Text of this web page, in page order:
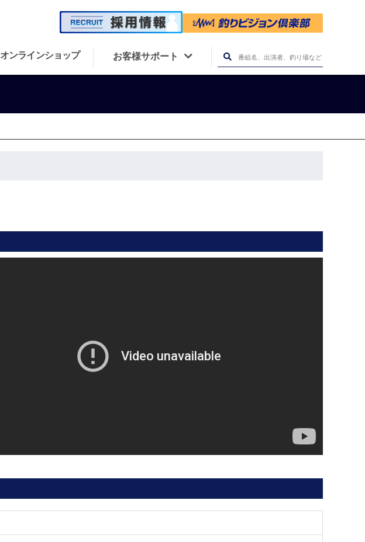
オンラインショップ お客様サポート